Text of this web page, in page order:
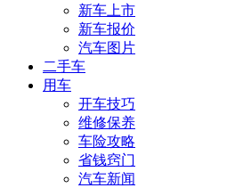
新车上市
新车报价
汽车图片
二手车
用车
开车技巧
维修保养
车险攻略
省钱窍门
汽车新闻